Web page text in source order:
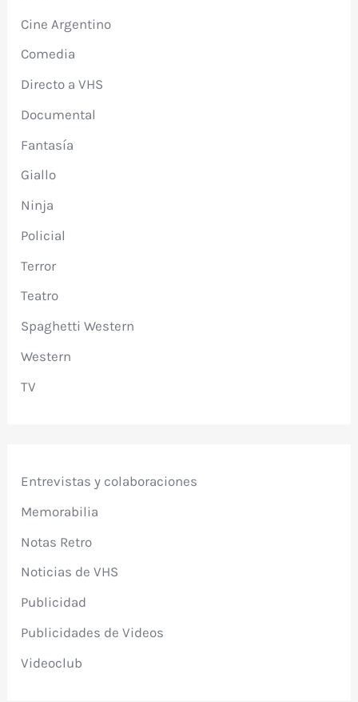
Cine Argentino
Comedia
Directo a VHS
Documental
Fantasía
Giallo
Ninja
Policial
Terror
Teatro
Spaghetti Western
Western
TV
Entrevistas y colaboraciones
Memorabilia
Notas Retro
Noticias de VHS
Publicidad
Publicidades de Videos
Videoclub